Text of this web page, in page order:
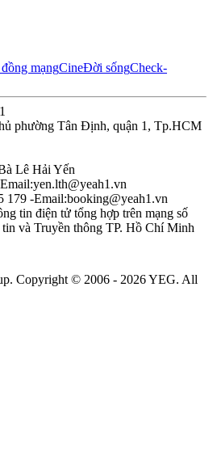
mạngCineĐời sốngCheck-
phường Tân Định, quận 1, Tp.HCM
Lê Hải Yến
Email:yen.lth@yeah1.vn
179 -Email:booking@yeah1.vn
tin điện tử tổng hợp trên mạng số
và Truyền thông TP. Hồ Chí Minh
Copyright © 2006 - 2026 YEG. All